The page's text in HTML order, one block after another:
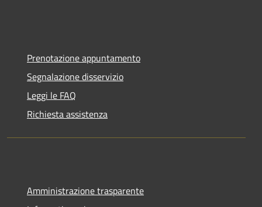
Prenotazione appuntamento
Segnalazione disservizio
Leggi le FAQ
Richiesta assistenza
Amministrazione trasparente